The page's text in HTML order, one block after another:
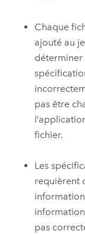
Chaque
ajouté au
déterminer
pas être
fichier.
Les
requièrent
pas